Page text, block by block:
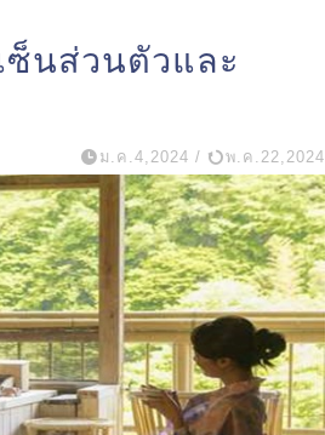
ซ็นส่วนตัวและ
ม.ค.4,2024 / พ.ค.22,2024